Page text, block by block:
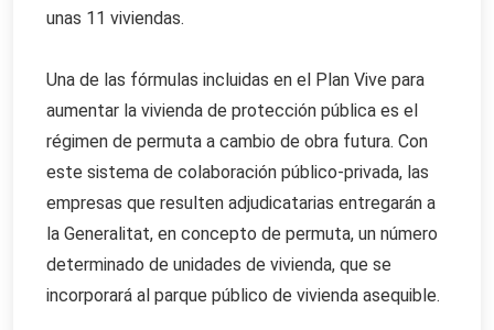
unas 11 viviendas.
Una de las fórmulas incluidas en el Plan Vive para
aumentar la vivienda de protección pública es el
régimen de permuta a cambio de obra futura. Con
este sistema de colaboración público-privada, las
empresas que resulten adjudicatarias entregarán a
la Generalitat, en concepto de permuta, un número
determinado de unidades de vivienda, que se
incorporará al parque público de vivienda asequible.